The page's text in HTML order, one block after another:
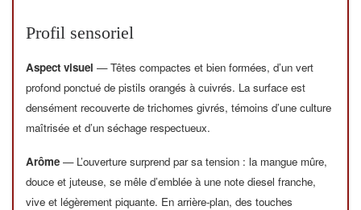
Profil sensoriel
Aspect visuel — Têtes compactes et bien formées, d’un vert
profond ponctué de pistils orangés à cuivrés. La surface est
densément recouverte de trichomes givrés, témoins d’une culture
maîtrisée et d’un séchage respectueux.
Arôme — L’ouverture surprend par sa tension : la mangue mûre,
douce et juteuse, se mêle d’emblée à une note diesel franche,
vive et légèrement piquante. En arrière-plan, des touches